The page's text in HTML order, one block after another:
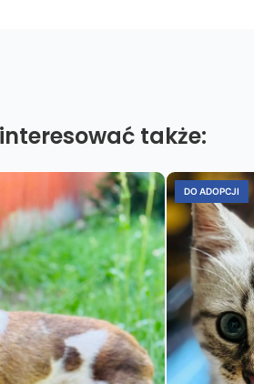
także:
DO ADOPCJI